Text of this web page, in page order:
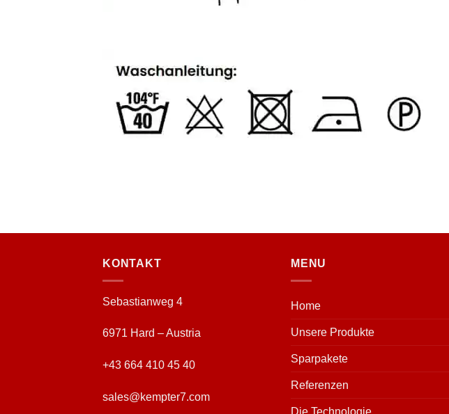
KONTAKT
Sebastianweg 4
6971 Hard – Austria
+43 664 410 45 40
sales@kempter7.com
MENU
Home
Unsere Produkte
Sparpakete
Referenzen
Die Technologie